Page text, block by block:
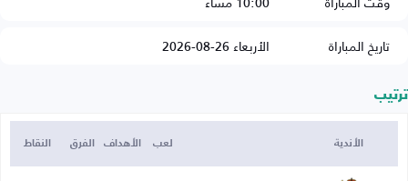
تاريخ المباراة
الأربعاء 26-08-2026
ترتيب
الأندية لعب الأهداف الفرق النقاط